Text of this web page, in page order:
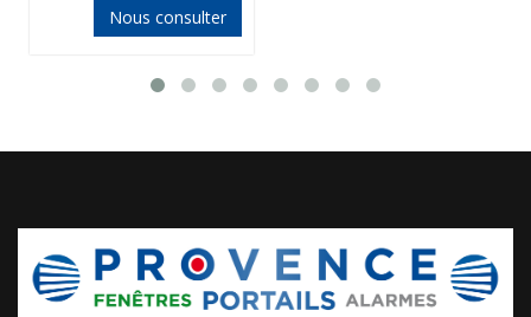
Nous consulter